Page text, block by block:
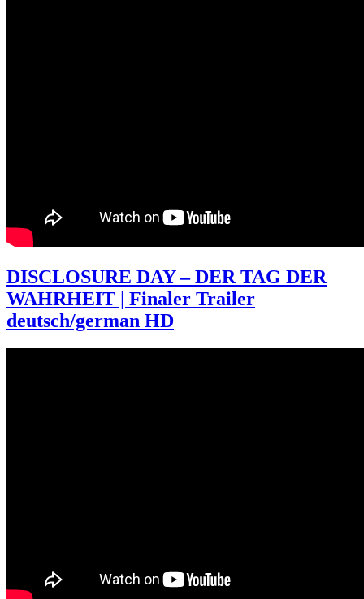
DISCLOSURE DAY – DER TAG DER
WAHRHEIT | Finaler Trailer
deutsch/german HD